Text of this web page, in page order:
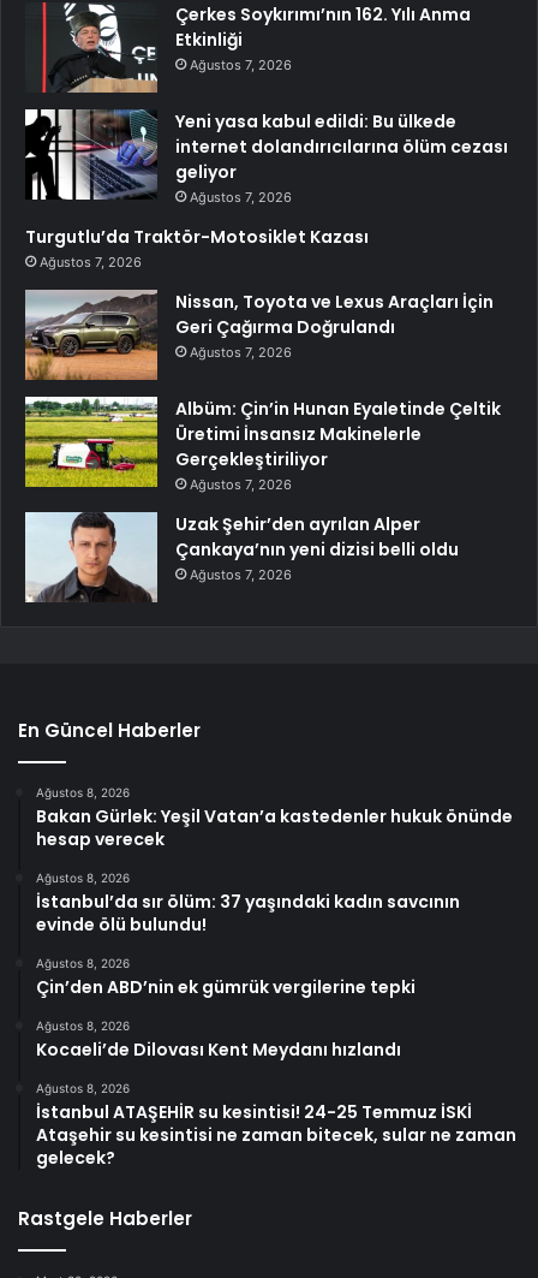
Çerkes Soykırımı’nın 162. Yılı Anma
Etkinliği
Ağustos 7, 2026
Yeni yasa kabul edildi: Bu ülkede
internet dolandırıcılarına ölüm cezası
geliyor
Ağustos 7, 2026
Turgutlu’da Traktör-Motosiklet Kazası
Ağustos 7, 2026
Nissan, Toyota ve Lexus Araçları İçin
Geri Çağırma Doğrulandı
Ağustos 7, 2026
Albüm: Çin’in Hunan Eyaletinde Çeltik
Üretimi İnsansız Makinelerle
Gerçekleştiriliyor
Ağustos 7, 2026
Uzak Şehir’den ayrılan Alper
Çankaya’nın yeni dizisi belli oldu
Ağustos 7, 2026
En Güncel Haberler
Ağustos 8, 2026
Bakan Gürlek: Yeşil Vatan’a kastedenler hukuk önünde
hesap verecek
Ağustos 8, 2026
İstanbul’da sır ölüm: 37 yaşındaki kadın savcının
evinde ölü bulundu!
Ağustos 8, 2026
Çin’den ABD’nin ek gümrük vergilerine tepki
Ağustos 8, 2026
Kocaeli’de Dilovası Kent Meydanı hızlandı
Ağustos 8, 2026
İstanbul ATAŞEHİR su kesintisi! 24-25 Temmuz İSKİ
Ataşehir su kesintisi ne zaman bitecek, sular ne zaman
gelecek?
Rastgele Haberler